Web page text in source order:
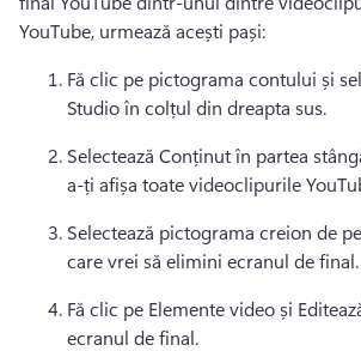
YouTube, urmează acești pași:
Fă clic pe pictograma contului și
Studio în colțul din dreapta sus.
Selectează Conținut în partea
a-ți afișa toate videoclipurile
Selectează pictograma creion de
care vrei să elimini ecranul de final.
Fă clic pe Elemente video și
ecranul de final.